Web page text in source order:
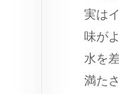
実は
味が
水を
満た